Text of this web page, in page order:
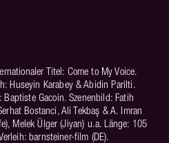
Titel: Come to My Voice.
Huseyin Karabey & Abidin Parilti.
Gacoin. Szenenbild: Fatih
Bostanci, Ali Tekbaş & A. Imran
Melek Ülger (Jiyan) u.a. Länge: 105
barnsteiner-film (DE).